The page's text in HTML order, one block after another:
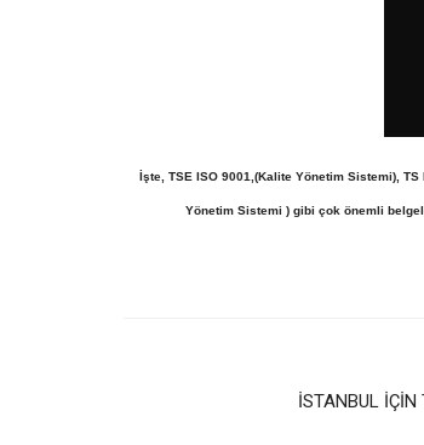
İşte, TSE ISO 9001,(Kalite Yönetim Sistemi),
Yönetim Sistemi ) gibi çok önemli
İSTANBUL